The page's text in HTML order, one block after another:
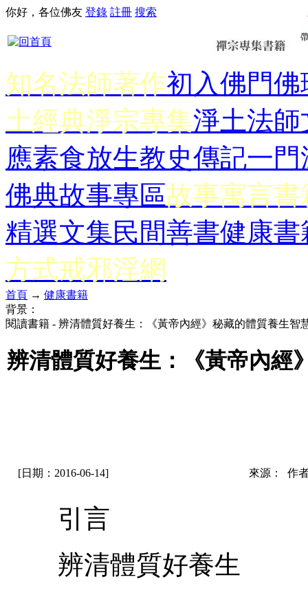
你好，各位佛友 登錄 註冊 搜索
知名法師著作初入佛門佛
土經典淨宗專集淨土法師
應素食放生教史傳記一門
佛典故事專區故事寓言書
精選文集民間善書健康書
方式戒邪淫網
首頁 → 健康書籍
背景：
閱讀書籍 - 辨清體質好養生：《黃帝內經》秘藏的體質養
辨清體質好養生：《黃帝內
[日期：2016-06-14] 來源： 作
引言
辨清體質好養生